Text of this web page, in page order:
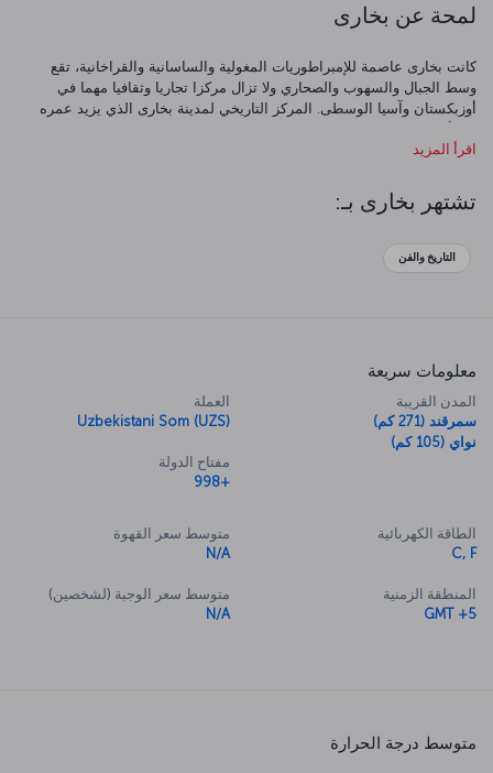
لمحة عن بخارى
كانت بخارى عاصمة للإمبراطوريات المغولية والساسانية والقراخانية، تقع
وسط الجبال والسهوب والصحاري ولا تزال مركزا تجاريا وثقافيا مهما في
أوزبكستان وآسيا الوسطى. المركز التاريخي لمدينة بخارى الذي يزيد عمره
اقرأ المزيد
تشتهر بخارى بـ:
التاريخ والفن
معلومات سريعة
المدن القريبة
سمرقند (271 كم)
نواي (105 كم)
العملة
Uzbekistani Som (UZS)
مفتاح الدولة
+998
الطاقة الكهربائية
C, F
المنطقة الزمنية
GMT +5
متوسط سعر القهوة
N/A
متوسط سعر الوجبة (لشخصين)
N/A
متوسط درجة الحرارة